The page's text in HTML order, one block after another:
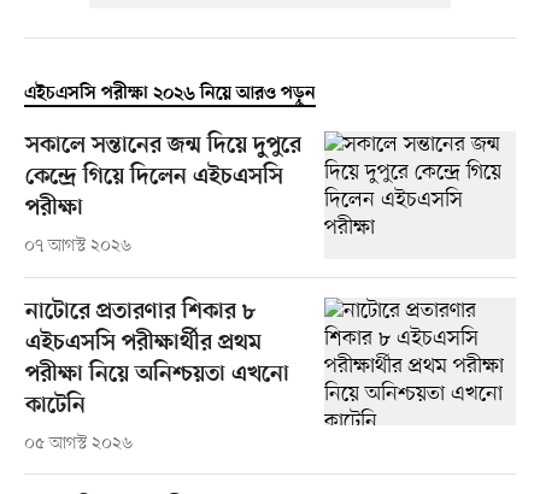
এইচএসসি পরীক্ষা ২০২৬ নিয়ে আরও পড়ুন
সকালে সন্তানের জন্ম দিয়ে দুপুরে
কেন্দ্রে গিয়ে দিলেন এইচএসসি
পরীক্ষা
০৭ আগস্ট ২০২৬
নাটোরে প্রতারণার শিকার ৮
এইচএসসি পরীক্ষার্থীর প্রথম
পরীক্ষা নিয়ে অনিশ্চয়তা এখনো
কাটেনি
০৫ আগস্ট ২০২৬